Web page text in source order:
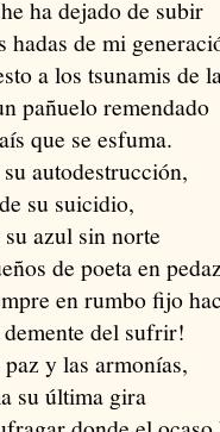
ha dejado de subir
hadas de mi
a los tsunamis de
pañuelo remendado
que se esfuma.
autodestrucción,
su suicidio,
azul sin norte
de poeta en
en rumbo fijo
del sufrir!
y las armonías,
su última gira